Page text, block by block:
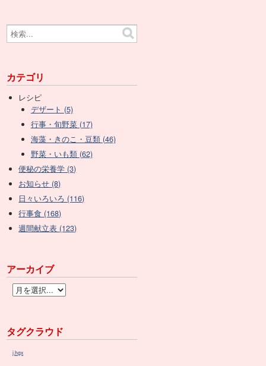
カテゴリ
レシピ
デザート (5)
行事・旬野菜 (17)
海藻・きのこ・豆類 (46)
野菜・いも類 (62)
便秘の栄養学 (3)
お知らせ (8)
日々いろいろ (116)
行事食 (168)
週間献立表 (123)
アーカイブ
タグクラウド
j.hgx